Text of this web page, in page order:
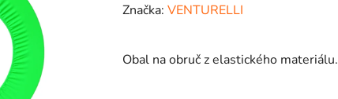
hodnocení
je
Značka: VENTURELLI
Obal na obruč z elastického materiálu.